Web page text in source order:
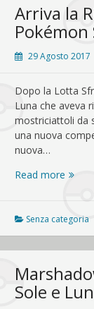
Arriva la
Pokémon
29 Agosto 2017
Dopo la Lotta
Luna che aveva
mostriciattoli da
una nuova
nuova…
Read more Arriva
Rissa
dei
Mega
per
Sole
Senza categoria
Sole e